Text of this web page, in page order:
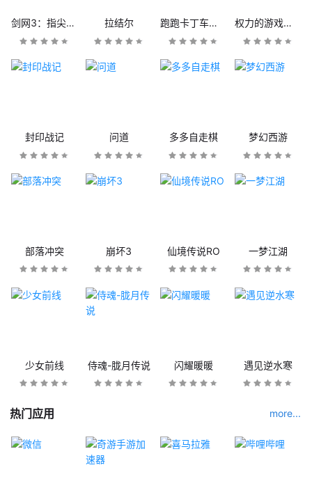
剑网3：指尖江湖 拉结尔 跑跑卡丁车官方竞速版 权力的游戏：凛冬将至
封印战记 问道 多多自走棋 梦幻西游
部落冲突 崩坏3 仙境传说RO 一梦江湖
少女前线 侍魂-胧月传说 闪耀暖暖 遇见逆水寒
热门应用 more...